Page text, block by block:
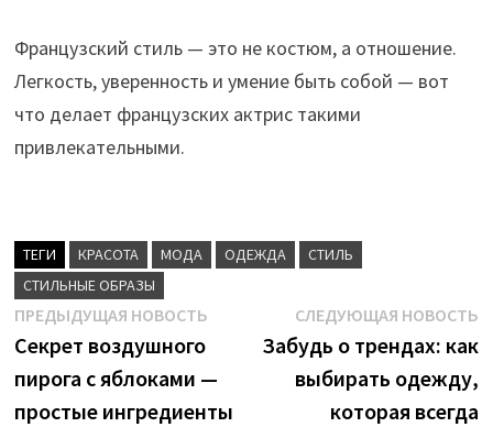
Французский стиль — это не костюм, а отношение.
Легкость, уверенность и умение быть собой — вот
что делает французских актрис такими
привлекательными.
ТЕГИ КРАСОТА МОДА ОДЕЖДА
СТИЛЬ
СТИЛЬНЫЕ ОБРАЗЫ
Навигация
по
записям
ПРЕДЫДУЩАЯ НОВОСТЬПредыдущая
новость:
Секрет воздушного
пирога с яблоками —
простые ингредиенты
СЛЕДУЮЩАЯ НОВОСТЬ
Забудь о трендах: как
выбирать одежду,
которая всегда